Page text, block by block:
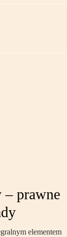
prawne
elementem